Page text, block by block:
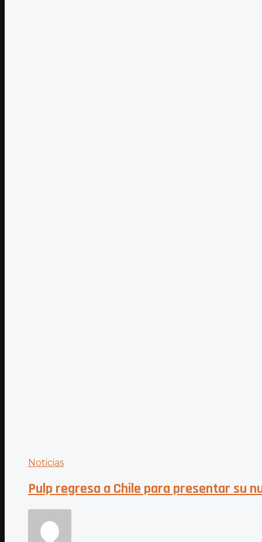
Noticias
Pulp regresa a Chile para presentar su